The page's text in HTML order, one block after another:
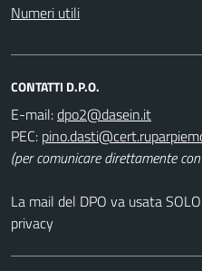
Numeri utili
CONTATTI D.P.O.
E-mail:
PEC:
(per comunicare direttamente
La mail del DPO va usata
privacy